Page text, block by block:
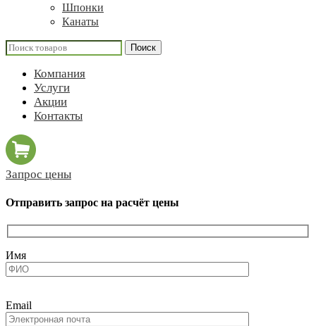
Шпонки
Канаты
Поиск
Компания
Услуги
Акции
Контакты
Запрос цены
Отправить запрос на расчёт цены
Имя
Email